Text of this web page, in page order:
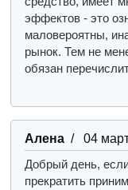
эффектов - это
маловероятны,
рынок. Тем не
обязан
Алена/ 04
Добрый день,
прекратить